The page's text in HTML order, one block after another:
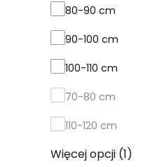
Wysokość
80-90 cm
90-100 cm
100-110 cm
70-80 cm
110-120 cm
Więcej opcji (1)